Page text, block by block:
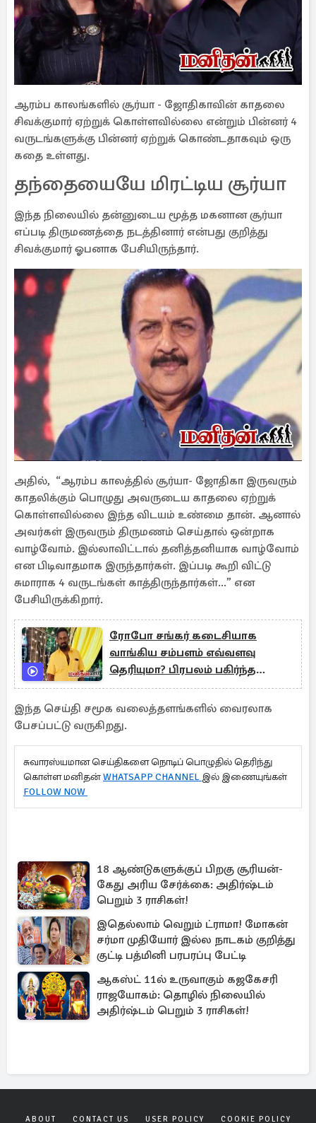
ஆரம்ப காலங்களில் சூர்யா - ஜோதிகாவின் காதலை
சிவக்குமார் ஏற்றுக் கொள்ளவில்லை என்றும் பின்னர் 4
வருடங்களுக்கு பின்னர் ஏற்றுக் கொண்டதாகவும் ஒரு
கதை உள்ளது.
தந்தையையே மிரட்டிய சூர்யா
இந்த நிலையில் தன்னுடைய மூத்த மகனான சூர்யா
எப்படி திருமணத்தை நடத்தினார் என்பது குறித்து
சிவக்குமார் ஓபனாக பேசியிருந்தார்.
அதில், “ஆரம்ப காலத்தில் சூர்யா- ஜோதிகா இருவரும்
காதலிக்கும் பொழுது அவருடைய காதலை ஏற்றுக்
கொள்ளவில்லை இந்த விடயம் உண்மை தான். ஆனால்
அவர்கள் இருவரும் திருமணம் செய்தால் ஒன்றாக
வாழ்வோம். இல்லாவிட்டால் தனித்தனியாக வாழ்வோம்
என பிடிவாதமாக இருந்தார்கள். இப்படி கூறி விட்டு
சுமாராக 4 வருடங்கள் காத்திருந்தார்கள்...” என
பேசியிருக்கிறார்.
ரோபோ சங்கர் கடைசியாக
வாங்கிய சம்பளம் எவ்வளவு
தெரியுமா? பிரபலம் பகிர்ந்த
தகவல்
இந்த செய்தி சமூக வலைத்தளங்களில் வைரலாக
பேசப்பட்டு வருகிறது.
சுவாரஸ்யமான செய்திகளை நொடிப் பொழுதில் தெரிந்து
கொள்ள மனிதன்WHATSAPP CHANNEL இல் இணையுங்கள்
FOLLOW NOW
18 ஆண்டுகளுக்குப் பிறகு சூரியன்-
கேது அரிய சேர்க்கை: அதிர்ஷ்டம்
பெறும் 3 ராசிகள்!
இதெல்லாம் வெறும் ட்ராமா! மோகன்
சர்மா முதியோர் இல்ல நாடகம் குறித்து
குட்டி பத்மினி பரபரப்பு பேட்டி
ஆகஸ்ட் 11ல் உருவாகும் கஜகேசரி
ராஜயோகம்: தொழில் நிலையில்
அதிர்ஷ்டம் பெறும் 3 ராசிகள்!
ABOUT CONTACT US USER POLICY COOKIE POLICY